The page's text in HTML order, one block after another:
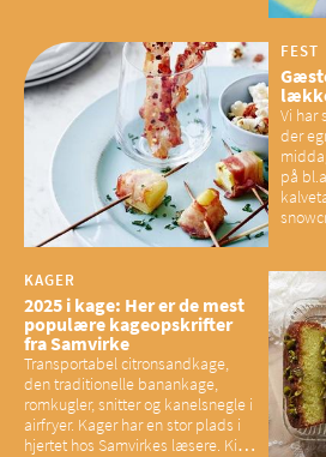
have konsekvenser for vores
sociale fællesskaber
FEST
Vi har
der
på bl.a.
KAGER
2025 i kage: Her er de mest
populære kageopskrifter
fra Samvirke
Transportabel citronsandkage,
den traditionelle banankage,
romkugler, snitter og kanelsnegle i
airfryer. Kager har en stor plads i
hjertet hos Samvirkes læsere. Kig